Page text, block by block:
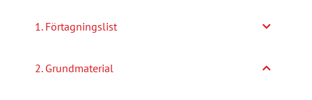
1. Förtagningslist
2. Grundmaterial